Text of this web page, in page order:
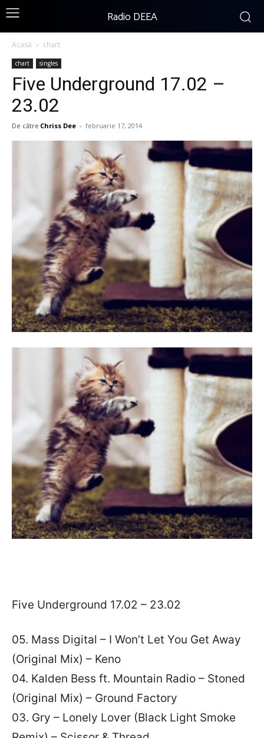
Radio DEEA
Acasă chart
chart singles
Five Underground 17.02 –
23.02
De către Chriss Dee - februarie 17, 2014
Five Underground 17.02 – 23.02
05. Mass Digital – I Won’t Let You Get Away
(Original Mix) – Keno
04. Kalden Bess ft. Mountain Radio – Stoned
(Original Mix) – Ground Factory
03. Gry – Lonely Lover (Black Light Smoke